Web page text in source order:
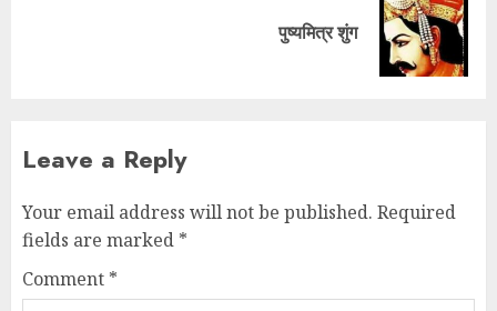
पुष्यमित्र शुंग
Leave a Reply
Your email address will not be published. Required
fields are marked *
Comment *